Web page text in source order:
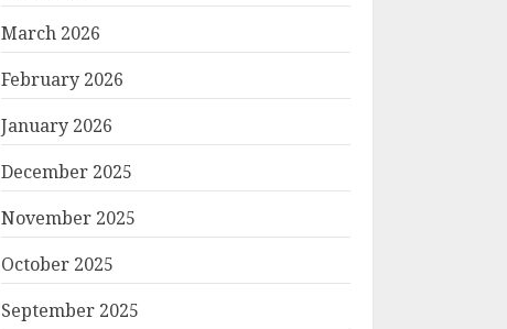
March 2026
February 2026
January 2026
December 2025
November 2025
October 2025
September 2025